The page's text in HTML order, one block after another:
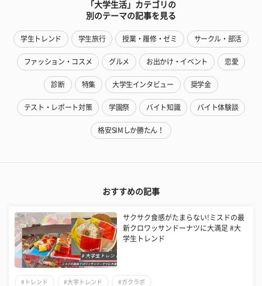
「大学生活」カテゴリの
別のテーマの記事を見る
学生トレンド 学生旅行 授業・履修・ゼミ サークル・部活
ファッション・コスメ グルメ お出かけ・イベント 恋愛
診断 特集 大学生インタビュー 奨学金
テスト・レポート対策 学園祭 バイト知識 バイト体験談
格安SIMしか勝たん！
おすすめの記事
サクサク食感がたまらない!ミスドの最
新クロワッサンドーナツに大満足 #大
学生トレンド
#トレンド #大学トレンド #ガクラボ